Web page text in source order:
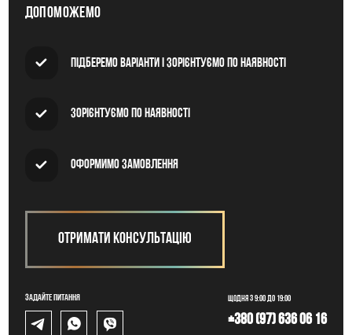
допоможемо
Підберемо варіанти і зорієнтуємо по наявності
Зорієнтуємо по наявності
Оформимо замовлення
Отримати консультацію
Задайте питання Щодня з 9:00 до 19:00
+380 (97) 636 06 16